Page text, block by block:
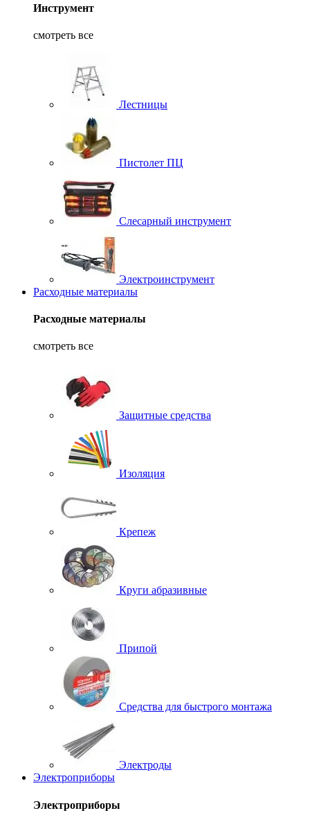
Инструмент
смотреть все
Лестницы
Пистолет ПЦ
Слесарный инструмент
Электроинструмент
Расходные материалы
Расходные материалы
смотреть все
Защитные средства
Изоляция
Крепеж
Круги абразивные
Припой
Средства для быстрого монтажа
Электроды
Электроприборы
Электроприборы